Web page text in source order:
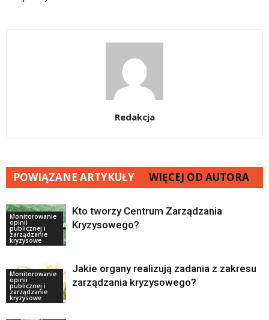
Redakcja
POWIĄZANE ARTYKUŁY WIĘCEJ OD AUTORA
Monitorowanie
opinii
publicznej i
zarządzanie
kryzysowe
Kto tworzy Centrum Zarządzania
Kryzysowego?
Monitorowanie
opinii
publicznej i
zarządzanie
kryzysowe
Jakie organy realizują zadania z zakresu
zarządzania kryzysowego?